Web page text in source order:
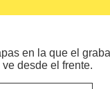
en la que el
desde el frente.